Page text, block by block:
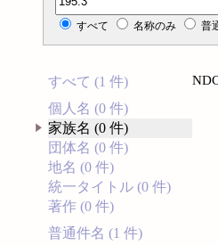
すべて 名称のみ 普
すべて (1 件)
個人名 (0 件)
家族名 (0 件)
団体名 (0 件)
地名 (0 件)
統一タイトル (0 件)
著作 (0 件)
普通件名 (1 件)